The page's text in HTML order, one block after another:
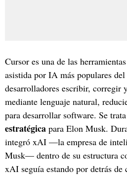
Cursor es una de las
asistida por IA más populares
desarrolladores escribir, corregir
mediante lenguaje natural,
para desarrollar software. Se
estratégica para Elon Musk.
integró xAI —la empresa de
Musk— dentro de su estructura
xAI seguía estando por detrás de